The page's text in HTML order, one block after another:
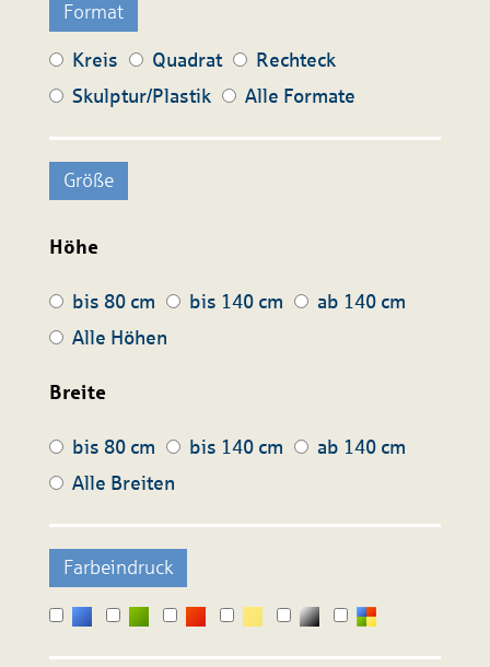
Format
Kreis Quadrat
Rechteck
Skulptur/Plastik
Alle Formate
Größe
Höhe
bis 80 cm bis 140 cm
ab 140 cm
Alle Höhen
Breite
bis 80 cm bis 140 cm
ab 140 cm
Alle Breiten
Farbeindruck